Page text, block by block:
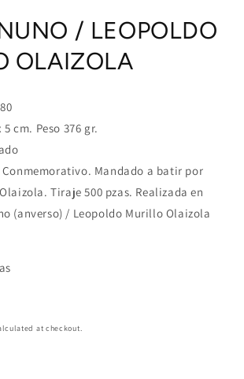
/ LEOPOLDO
OLAIZOLA
cm. Peso 376 gr.
Mandado a batir por
Tiraje 500 pzas. Realizada en
(anverso) / Leopoldo Murillo Olaizola
at checkout.